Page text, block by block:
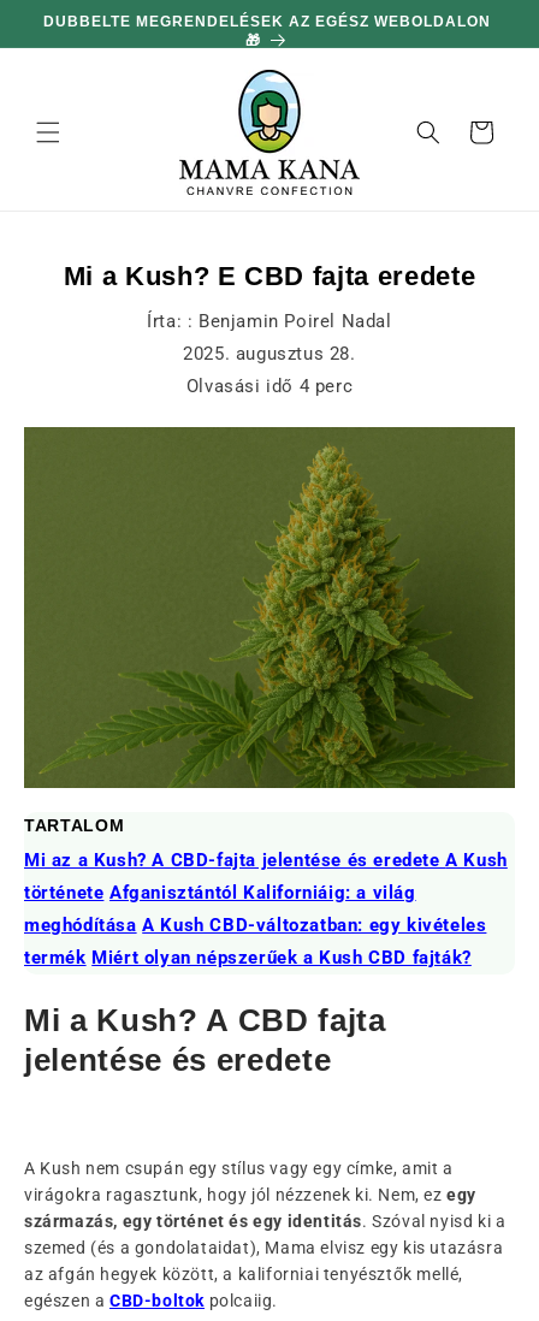
hagyni és
DUBBELTE MEGRENDELÉSEK AZ EGÉSZ WEBOLDALON
🎁
Kosár
Mi a Kush? E CBD fajta eredete
Írta: : Benjamin Poirel Nadal
2025. augusztus 28.
Olvasási idő 4 perc
TARTALOM
Mi az a Kush? A CBD-fajta jelentése és eredeteA Kush
története Afganisztántól Kaliforniáig: a világ
meghódítása A Kush CBD-változatban: egy kivételes
termék Miért olyan népszerűek a Kush CBD fajták?
Mi a Kush? A CBD fajta
jelentése és eredete
A Kush nem csupán egy stílus vagy egy címke, amit a
virágokra ragasztunk, hogy jól nézzenek ki. Nem, ezegy
származás, egy történet és egy identitás. Szóval nyisd ki a
szemed (és a gondolataidat), Mama elvisz egy kis utazásra
az afgán hegyek között, a kaliforniai tenyésztők mellé,
egészen a CBD-boltok polcaiig.